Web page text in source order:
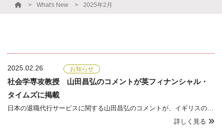
What's New 2025年2月
2025.02.26 お知らせ
社会学専攻教授 山田昌弘のコメントが英フィナンシャル・
タイムズに掲載
日本の退職代行サービスに関する山田昌弘のコメントが、イギリスの経済紙『Financial Times』に掲載されました。Financial TimesThe Weekend Essay Life & Arts‘You know what? They
詳しく見る